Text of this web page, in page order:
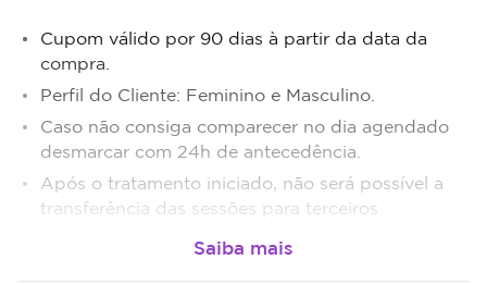
Cupom válido por 90 dias à partir da data da
compra.
Perfil do Cliente: Feminino e Masculino.
Caso não consiga comparecer no dia agendado
desmarcar com 24h de antecedência.
Após o tratamento iniciado, não será possível a
transferência das sessões para terceiros.
Sujeito a disponibilidade de dias e horários.